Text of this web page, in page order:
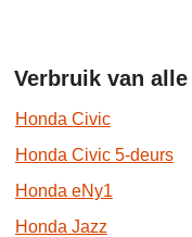
Verbruik van
Honda Civic
Honda Civic 5-deurs
Honda eNy1
Honda Jazz